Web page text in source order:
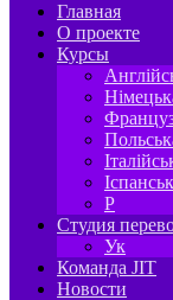
Главная
О проекте
Курсы
P
Студия
Ук
Команда JIT
Новости